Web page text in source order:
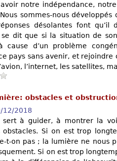
notre indépendance,
sommes-nous développés
désolantes font
dit que si la situation de
cause d’un problème
pays sans avenir, et
l’internet, les satellites,
obstacles et
12/2018
sert à guider, à montrer la
obstacles. Si on est trop
t-on pas ; la lumière ne nous
Si on est trop